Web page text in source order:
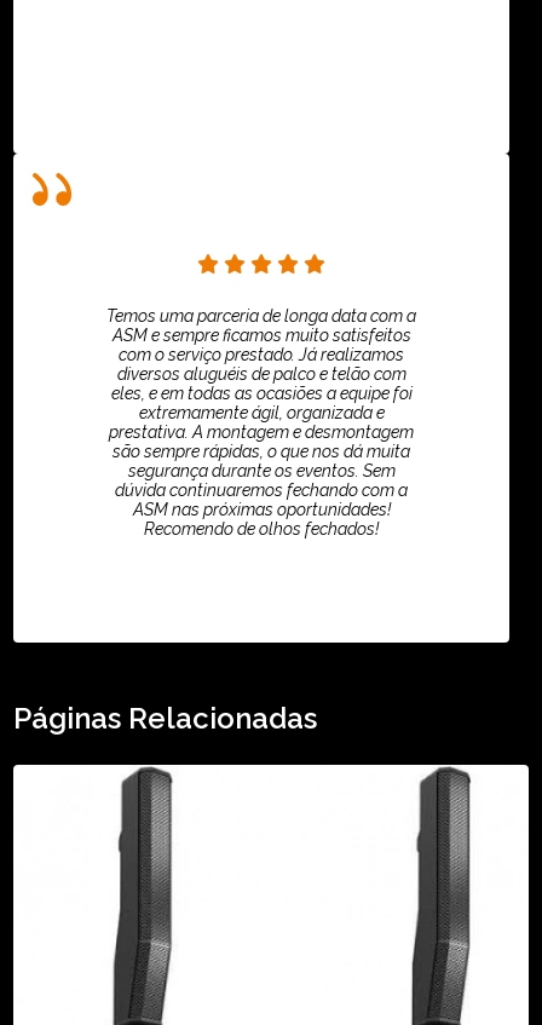
Temos uma parceria de longa data com a
ASM e sempre ficamos muito satisfeitos
com o serviço prestado. Já realizamos
diversos aluguéis de palco e telão com
eles, e em todas as ocasiões a equipe foi
extremamente ágil, organizada e
prestativa. A montagem e desmontagem
são sempre rápidas, o que nos dá muita
segurança durante os eventos. Sem
dúvida continuaremos fechando com a
ASM nas próximas oportunidades!
Recomendo de olhos fechados!
Páginas Relacionadas